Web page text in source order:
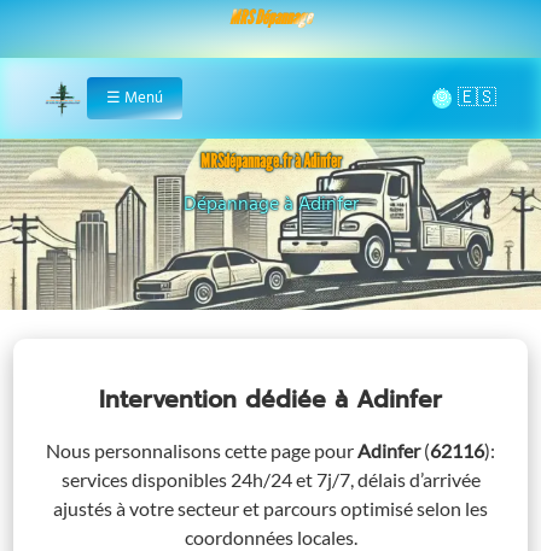
MRS Dépannage
Home
☰ Menú 🌞
MRSdépannage.fr à Adinfer
Assistance 24/7 à Adinfer
Intervention dédiée à Adinfer
Nous personnalisons cette page pourAdinfer (62116):
services disponibles 24h/24 et 7j/7, délais d’arrivée
ajustés à votre secteur et parcours optimisé selon les
coordonnées locales.